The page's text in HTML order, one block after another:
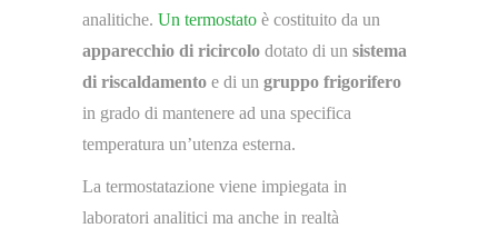
analitiche. Un termostato è costituito da un
apparecchio di ricircolo dotato di un sistema
di riscaldamento e di un gruppo frigorifero
in grado di mantenere ad una specifica
temperatura un’utenza esterna.
La termostatazione viene impiegata in
laboratori analitici ma anche in realtà